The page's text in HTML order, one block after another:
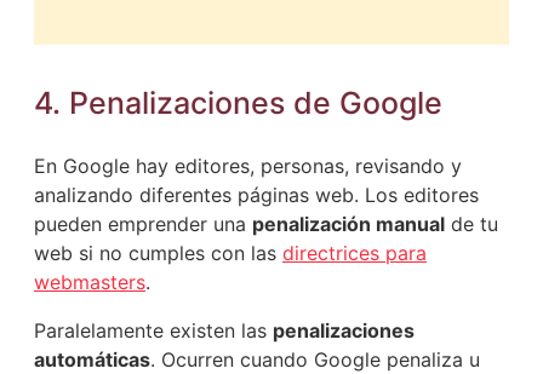
4. Penalizaciones de Google
En Google hay editores, personas, revisando y
analizando diferentes páginas web. Los editores
pueden emprender una penalización manual de tu
web si no cumples con las directrices para
webmasters.
Paralelamente existen las penalizaciones
automáticas. Ocurren cuando Google penaliza u